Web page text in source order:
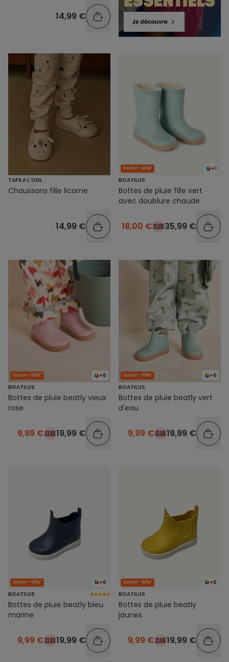
14,99 €
TAPE A L'OEIL
Chaussons fille licorne
14,99 €
+1
Outlet -50%*
BOATILUS
Bottes de pluie fille vert
avec doublure chaude
18,00 € 35,99 €
+6
Outlet -50%*
BOATILUS
Bottes de pluie beatly vieux
rose
9,99 € 19,99 €
+6
Outlet -50%*
BOATILUS
Bottes de pluie beatly vert
d'eau
9,99 € 19,99 €
+6
Outlet -50%*
BOATILUS
Bottes de pluie beatly bleu
marine
9,99 € 19,99 €
+6
Outlet -50%*
BOATILUS
Bottes de pluie beatly
jaunes
9,99 € 19,99 €